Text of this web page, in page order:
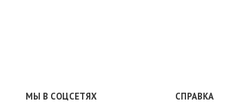
МЫ В СОЦСЕТЯХ СПРАВКА